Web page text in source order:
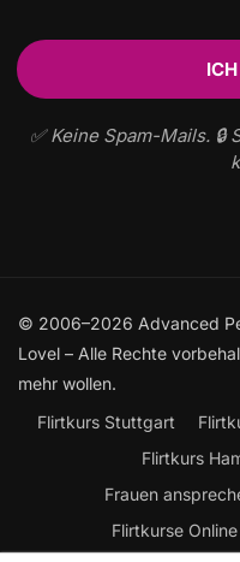
✅ Keine Spam-Mails.
© 2006–2026 Advanced
Lovel – Alle Rechte
mehr wollen.
Flirtkurs Stuttgart
Flirtkurs
Frauen
Flirtkurse Online